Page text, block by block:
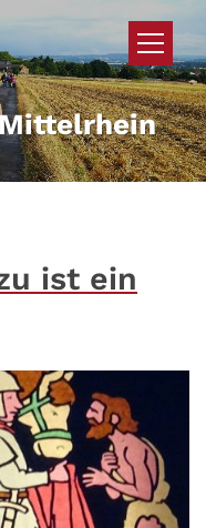
ist ein